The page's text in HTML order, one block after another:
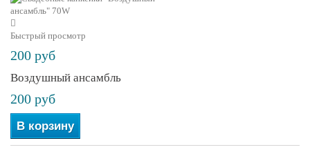
Быстрый просмотр
200 руб
Воздушный ансамбль
200 руб
В корзину